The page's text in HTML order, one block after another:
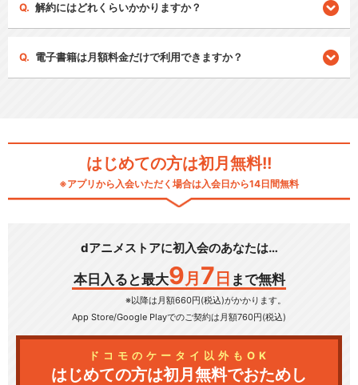
解約にはどれくらいかかりますか？
電子書籍は月額料金だけで利用できますか？
はじめての方は初月無料!!
※アプリから入会いただく場合は入会日から14日間無料
dアニメストアに初入会のあなたは…
本日入ると最大9 月 7 日 まで無料
※以降は月額660円(税込)がかかります。
App Store/Google Playでのご契約は月額760円(税込)
ドコモのケータイ以外もOK
はじめての方は初月無料でおためし